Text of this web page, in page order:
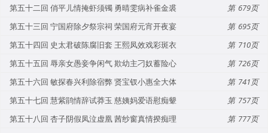
第五十二回 俏平儿情掩虾须镯 勇晴雯病补雀金裘
679
第五十三回 宁国府除夕祭宗祠 荣国府元宵开夜宴
695
第五十四回 史太君破陈腐旧套 王熙凤效戏彩斑衣
710
第五十五回 辱亲女愚妾争闲气 欺幼主刁奴蓄险心
726
第五十六回 敏探春兴利除宿弊 贤宝钗小惠全大体
741
第五十七回 慧紫鹃情辞试莽玉 慈姨妈爱语慰痴颦
757
第五十八回 杏子阴假凤泣虚凰 茜纱窗真情揆痴理
777